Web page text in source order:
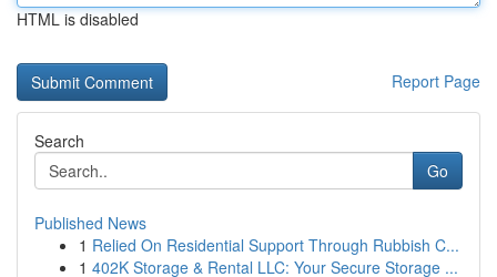
HTML is disabled
Report Page
Search
Go
Published News
1 Relied On Residential Support Through Rubbish C...
1 402K Storage & Rental LLC: Your Secure Storage ...